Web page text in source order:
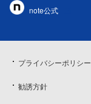
note公式
プライバシーポリシー
勧誘方針